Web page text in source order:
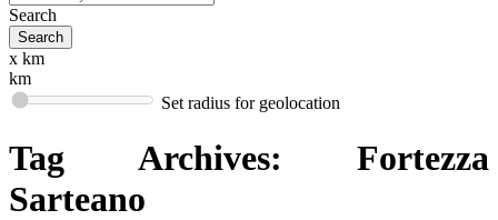
Search
x km
km
Set radius for geolocation
Tag Archives: Fortezza
Sarteano